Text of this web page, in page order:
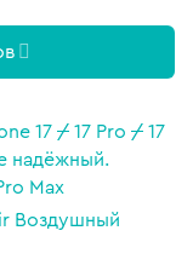
17/17 Pro /17
надёжный.
Max
Воздушный